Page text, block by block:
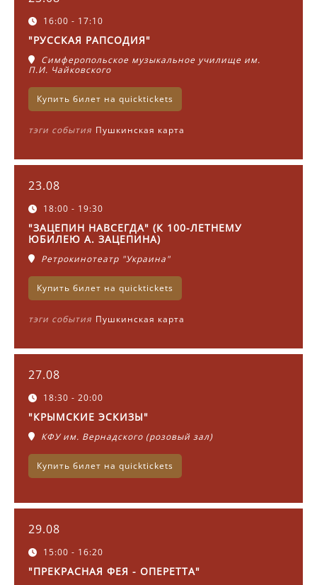
16:00 - 17:10
"РУССКАЯ РАПСОДИЯ"
Симферопольское музыкальное училище им.
П.И. Чайковского
Купить билет на quicktickets
тэги события Пушкинская карта
23.08
18:00 - 19:30
"ЗАЦЕПИН НАВСЕГДА" (К 100-ЛЕТНЕМУ
ЮБИЛЕЮ А. ЗАЦЕПИНА)
Ретрокинотеатр "Украина"
Купить билет на quicktickets
тэги события Пушкинская карта
27.08
18:30 - 20:00
"КРЫМСКИЕ ЭСКИЗЫ"
КФУ им. Вернадского (розовый зал)
Купить билет на quicktickets
29.08
15:00 - 16:20
"ПРЕКРАСНАЯ ФЕЯ - ОПЕРЕТТА"